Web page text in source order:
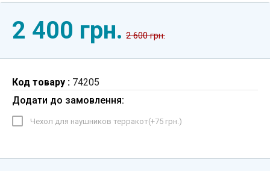
2 400 грн. 2 600 грн.
Код товару : 74205
Додати до замовлення:
Чехол для наушников терракот(+75 грн.)